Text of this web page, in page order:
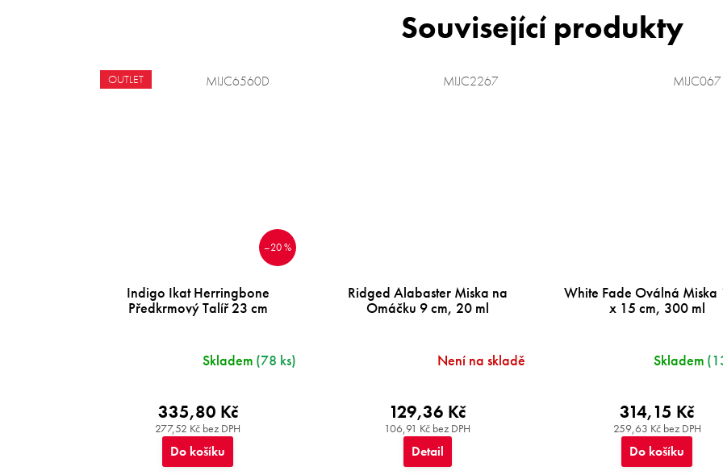
Související produkty
OUTLET
–20 %
Indigo Ikat Herringbone
Předkrmový Talíř 23 cm
Skladem (78 ks)
277,52 Kč bez DPH
335,80 Kč
Do košíku
MIJC6560D
Ridged Alabaster Miska na
Omáčku 9 cm, 20 ml
Není na skladě
106,91 Kč bez DPH
129,36 Kč
Detail
MIJC2267
White Fade Oválná Miska
x 15 cm, 300 ml
Skladem
259,63 Kč bez DPH
314,15 Kč
Do košíku